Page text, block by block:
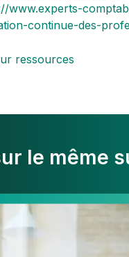
www.experts-
continue-des-
ressources
le même